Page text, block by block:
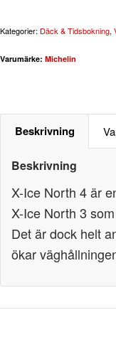
Kategorier: Däck & Tidsbokning,
Varumärke: Michelin
Beskrivning
Beskrivning
X-Ice North 4 är
X-Ice North 3
Det är dock helt
ökar